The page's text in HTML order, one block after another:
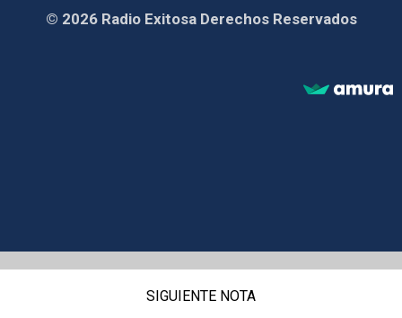
© 2026 Radio Exitosa Derechos Reservados
SIGUIENTE NOTA